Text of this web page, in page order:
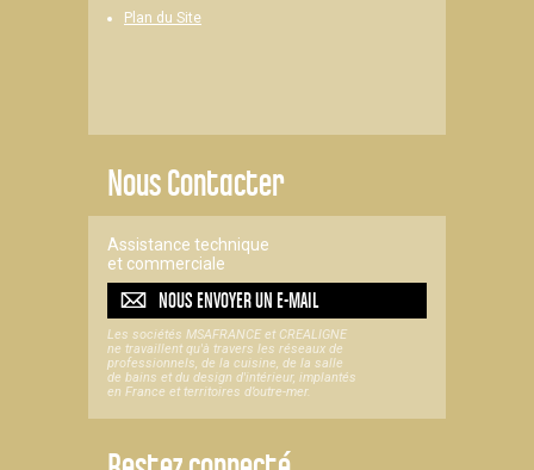
Plan du Site
Nous Contacter
Assistance technique
et commerciale
NOUS ENVOYER UNE-MAIL
Les sociétés MSAFRANCE et CREALIGNE
ne travaillent qu'à travers les réseaux de
professionnels, de la cuisine, de la salle
de bains et du design d'intérieur, implantés
en France et territoires d’outre-mer.